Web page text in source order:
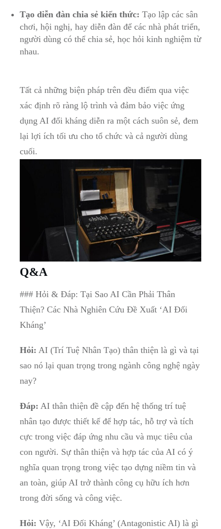
Tạo diễn đàn chia sẻ kiến thức: Tạo lập các sân
chơi, hội nghị, hay diễn đàn để ⁤các nhà⁤ phát triển,
người dùng có thể chia sẻ, học hỏi kinh‍ nghiệm từ⁣
nhau.
Tất cả những biện⁣ pháp trên đều điểm qua việc
‍xác định rõ ràng lộ trình và đảm bảo việc ứng
dụng ‌AI‍ đối kháng diễn ra một cách suôn sẻ, đem‌
lại lợi ích⁤ tối ưu cho tổ‍ chức và cả người dùng
cuối.
Q&A
### ⁤Hỏi & Đáp:​ Tại ​Sao AI ‍Cần Phải Thân
Thiện? Các Nhà Nghiên Cứu Đề Xuất ‘AI Đối
Kháng’
Hỏi: AI (Trí Tuệ Nhân Tạo)⁢ thân thiện là ‍gì và tại
sao nó lại quan ⁢trọng⁣ trong ngành công‌ nghệ​ ngày
nay?
Đáp: AI thân thiện đề cập đến hệ thống trí ⁢tuệ
nhân ​tạo được thiết kế để hợp tác, hỗ trợ và tích
cực trong việc đáp ứng nhu cầu và mục tiêu của
con người. Sự thân thiện⁣ và hợp tác ​của AI có ý
nghĩa quan trọng trong việc ​tạo dựng⁣ niềm ⁤tin và
an toàn, giúp AI trở⁢ thành công cụ hữu ‌ích hơn
trong đời ⁤sống và công việc.
Hỏi: Vậy, ‘AI Đối Kháng’⁤ (Antagonistic AI) là gì